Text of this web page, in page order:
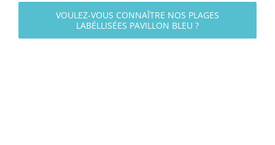
VOULEZ-VOUS CONNAÎTRE NOS PLAGES
LABÉLLISÉES PAVILLON BLEU ?